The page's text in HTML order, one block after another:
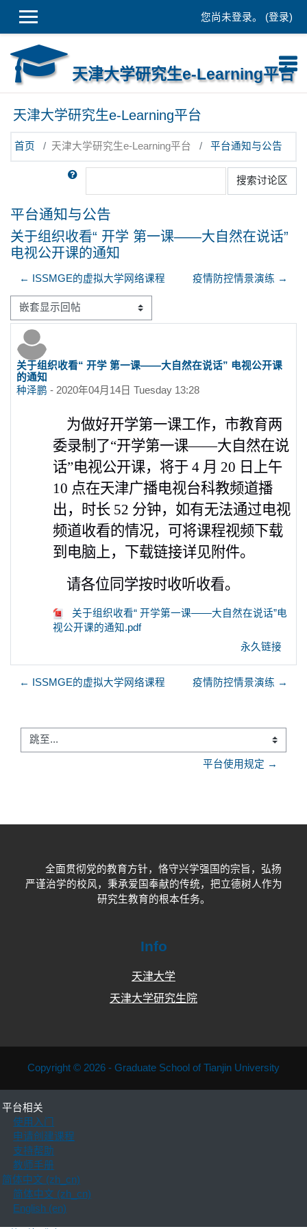
您尚未登录。 (登录)
天津大学研究生e-Learning平台
天津大学研究生e-Learning平台
首页 天津大学研究生e-Learning平台 平台通知与公告
搜索
搜索讨论区
平台通知与公告
关于组织收看“ 开学 第一课——大自然在说话”
电视公开课的通知
← ISSMGE的虚拟大学网络课程 疫情防控情景演练 →
显示模式
关于组织收看“ 开学 第一课——大自然在说话” 电视公开课
的通知
种泽鹏 - 2020年04月14日 Tuesday 13:28
回帖数：0
为做好开学第一课工作， 市教育两
委录制了“开学第一课——大自然在说
话”电视公开课，将于 4 月 20 日上午
10 点在天津广播电视台科教频道播
出，
时长 52 分钟， 如有无法通过电视
频道收看的情况， 可将课程视频下载
到电脑上，下载链接详见附件。
请各位同学按时收听收看。
关于组织收看“ 开学第一课——大自然在说话”电
视公开课的通知.pdf
永久链接
← ISSMGE的虚拟大学网络课程 疫情防控情景演练 →
跳至...
平台使用规定 →
全面贯彻党的教育方针，恪守兴学强国的宗旨，弘扬
严谨治学的校风，秉承爱国奉献的传统，把立德树人作为
研究生教育的根本任务。
Info
天津大学
天津大学研究生院
Copyright © 2026 - Graduate School of Tianjin University
平台相关
使用入门
申请创建课程
支持帮助
教师手册
简体中文 ‎(zh_cn)‎
简体中文 ‎(zh_cn)‎
English ‎(en)‎